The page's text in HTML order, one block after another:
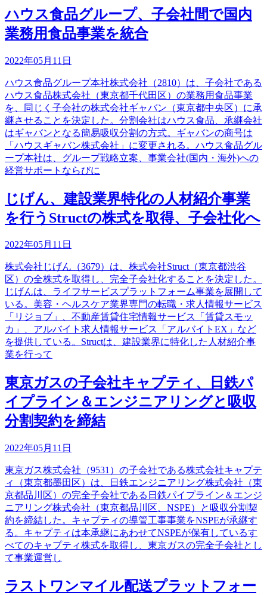
ハウス食品グループ、子会社間で国内
業務用食品事業を統合
2022年05月11日
ハウス食品グループ本社株式会社（2810）は、子会社である
ハウス食品株式会社（東京都千代田区）の業務用食品事業
を、同じく子会社の株式会社ギャバン（東京都中央区）に承
継させることを決定した。分割会社はハウス食品、承継会社
はギャバンとなる簡易吸収分割の方式。ギャバンの商号は
「ハウスギャバン株式会社」に変更される。ハウス食品グル
ープ本社は、グループ戦略立案、事業会社(国内・海外)への
経営サポートならびに
じげん、建設業界特化の人材紹介事業
を行うStructの株式を取得、子会社化へ
2022年05月11日
株式会社じげん（3679）は、株式会社Struct（東京都渋谷
区）の全株式を取得し、完全子会社化することを決定した。
じげんは、ライフサービスプラットフォーム事業を展開して
いる。美容・ヘルスケア業界専門の転職・求人情報サービス
「リジョブ」、不動産賃貸住宅情報サービス「賃貸スモッ
カ」、アルバイト求人情報サービス「アルバイトEX」など
を提供している。Structは、建設業界に特化した人材紹介事
業を行って
東京ガスの子会社キャプティ、日鉄パ
イプライン＆エンジニアリングと吸収
分割契約を締結
2022年05月11日
東京ガス株式会社（9531）の子会社である株式会社キャプテ
ィ（東京都墨田区）は、日鉄エンジニアリング株式会社（東
京都品川区）の完全子会社である日鉄パイプライン＆エンジ
ニアリング株式会社（東京都品川区、NSPE）と吸収分割契
約を締結した。キャプティの導管工事事業をNSPEが承継す
る。キャプティは本承継にあわせてNSPEが保有しているす
べてのキャプティ株式を取得し、東京ガスの完全子会社とし
て事業運営し
ラストワンマイル配送プラットフォー